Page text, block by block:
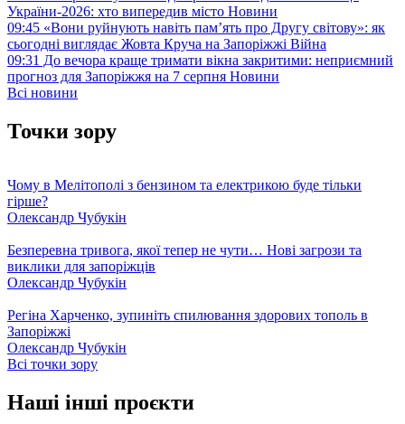
України-2026: хто випередив місто Новини
09:45 «Вони руйнують навіть пам’ять про Другу світову»: як
сьогодні виглядає Жовта Круча на Запоріжжі Війна
09:31 До вечора краще тримати вікна закритими: неприємний
прогноз для Запоріжжя на 7 серпня Новини
Всі новини
Точки зору
Чому в Мелітополі з бензином та електрикою буде тільки
гірше?
Олександр Чубукін
Безперевна тривога, якої тепер не чути… Нові загрози та
виклики для запоріжців
Олександр Чубукін
Регіна Харченко, зупиніть спилювання здорових тополь в
Запоріжжі
Олександр Чубукін
Всі точки зору
Наші інші проєкти